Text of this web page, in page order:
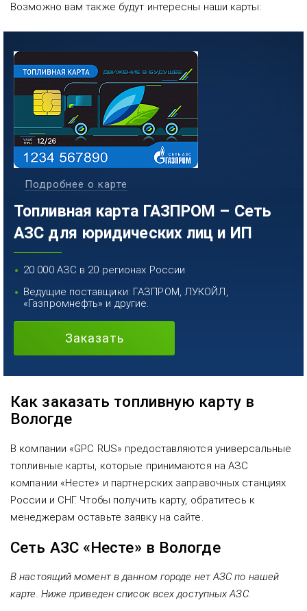
Возможно вам также будут интересны наши карты:
Топливная карта ГАЗПРОМ – Сеть
АЗС для юридических лиц и ИП
20 000 АЗС в 20 регионах России
Ведущие поставщики: ГАЗПРОМ, ЛУКОЙЛ,
«Газпромнефть» и другие.
Заказать
Подробнее о карте
Как заказать топливную карту в
Вологде
В компании «GPC RUS» предоставляются универсальные
топливные карты, которые принимаются на АЗС
компании «Несте» и партнерских заправочных станциях
России и СНГ. Чтобы получить карту, обратитесь к
менеджерам оставьте заявку на сайте.
Сеть АЗС «Несте» в Вологде
В настоящий момент в данном городе нет АЗС по нашей
карте. Ниже приведен список всех доступных АЗС.